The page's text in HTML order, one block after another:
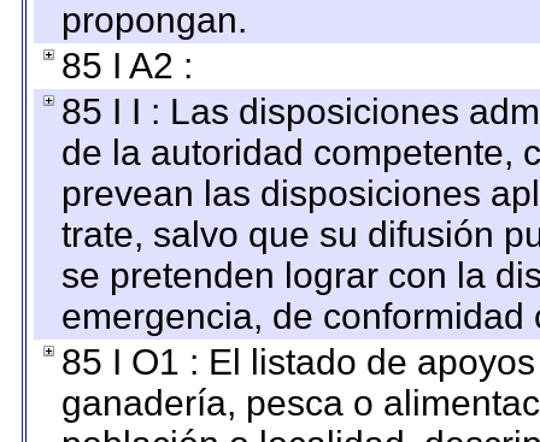
propongan.
85 I A2 :
85 I I : Las disposiciones
de la autoridad competente,
prevean las disposiciones
trate, salvo que su difusión
se pretenden lograr con la
emergencia, de
85 I O1 : El listado de
ganadería, pesca o